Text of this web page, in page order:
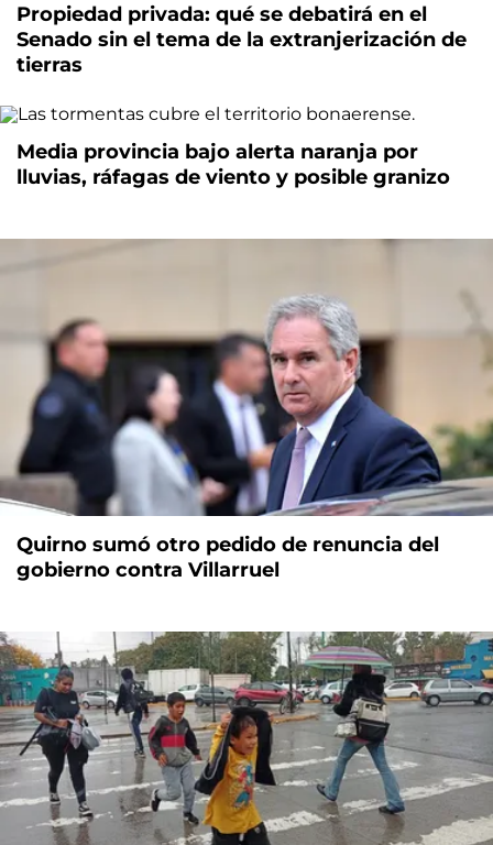
Propiedad privada: qué se debatirá en el
Senado sin el tema de la extranjerización de
tierras
Media provincia bajo alerta naranja por
lluvias, ráfagas de viento y posible granizo
Quirno sumó otro pedido de renuncia del
gobierno contra Villarruel